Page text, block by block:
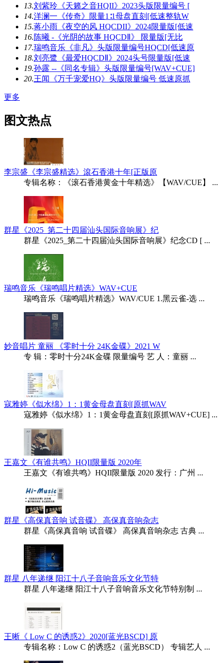
13.刘紫玲《天籁之音HQII》2023头版限量编号 [
14.洋澜一《传奇》限量1∶1母盘直刻[低速整轨W
15.蒋小雨《夜空的风 HQCDII》2024限量版[低速
16.陈曦 -《光阴的故事 HQCDⅡ》 限量版[无比
17.瑞鸣音乐《非凡》头版限量编号HQCD[低速原
18.刘亮鹭《最爱HQCDⅡ》2024头号限量版[低速
19.孙露 --《同名专辑》头版限量编号[WAV+CUE]
20.王闻《万千宠爱HQ》头版限量编号 低速原抓
更多
图文热点
李宗盛《李宗盛精选》滾石香港十年[正版原
专辑名称：《滚石香港黄金十年精选》【WAV/CUE】 ...
群星《2025_第二十四届汕头国际音响展》纪
群星《2025_第二十四届汕头国际音响展》纪念CD [ ...
瑞鸣音乐《瑞鸣唱片精选》WAV+CUE
瑞鸣音乐《瑞鸣唱片精选》WAV/CUE 1.黑云雀-选 ...
妙音唱片 童丽 《零时十分 24K金碟》2021 W
专 辑：零时十分24K金碟 限量编号 艺 人：童丽 ...
寇雅婷《似水绵》1：1黄金母盘直刻[原抓WAV
寇雅婷《似水绵》1：1黄金母盘直刻[原抓WAV+CUE] ...
王嘉文《有谁共鸣》HQII限量版 2020年
王嘉文《有谁共鸣》HQII限量版 2020 发行：广州 ...
群星《高保真音响 试音碟》 高保真音响杂志
群星《高保真音响 试音碟》 高保真音响杂志 古典 ...
群星 八年递继 阳江十八子音响音乐文化节特
群星 八年递继 阳江十八子音响音乐文化节特别制 ...
王晰《 Low C 的诱惑2》2020[蓝光BSCD] 原
专辑名称：Low C 的诱惑2（蓝光BSCD） 专辑艺人 ...